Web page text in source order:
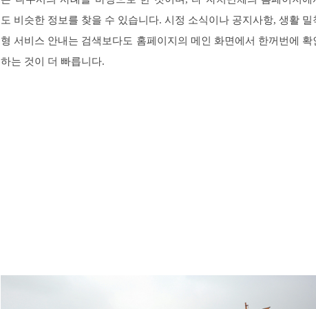
도 비슷한 정보를 찾을 수 있습니다. 시정 소식이나 공지사항, 생활 밀
형 서비스 안내는 검색보다도 홈페이지의 메인 화면에서 한꺼번에 확
하는 것이 더 빠릅니다.